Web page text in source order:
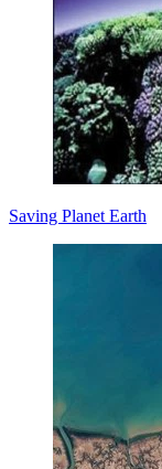
Saving Planet Earth